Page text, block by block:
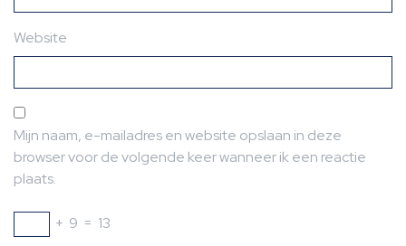
Website
Mijn naam, e-mailadres en website opslaan in deze
browser voor de volgende keer wanneer ik een reactie
plaats.
+ 9 = 13